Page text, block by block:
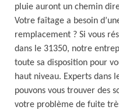
pluie auront un chemin
Votre faîtage a besoin
remplacement ? Si vous
dans le 31350, notre
toute sa disposition pour
haut niveau. Experts dans
pouvons vous trouver des
votre problème de fuite